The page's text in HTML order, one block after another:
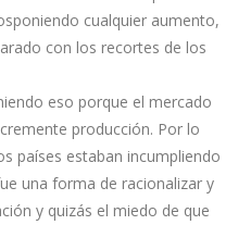
cualquier aumento,
con los recortes de los
eso porque el mercado
producción. Por lo
países estaban incumpliendo
una forma de racionalizar y
y quizás el miedo de que